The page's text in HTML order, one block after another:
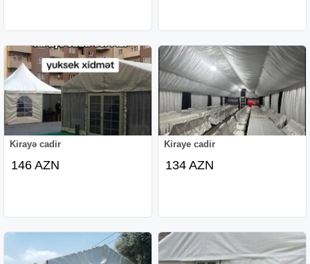
Kirayə cadir
146 AZN
Kiraye cadir
134 AZN